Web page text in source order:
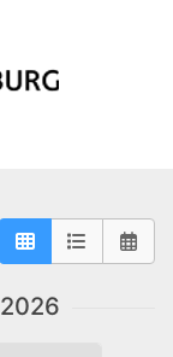
2026